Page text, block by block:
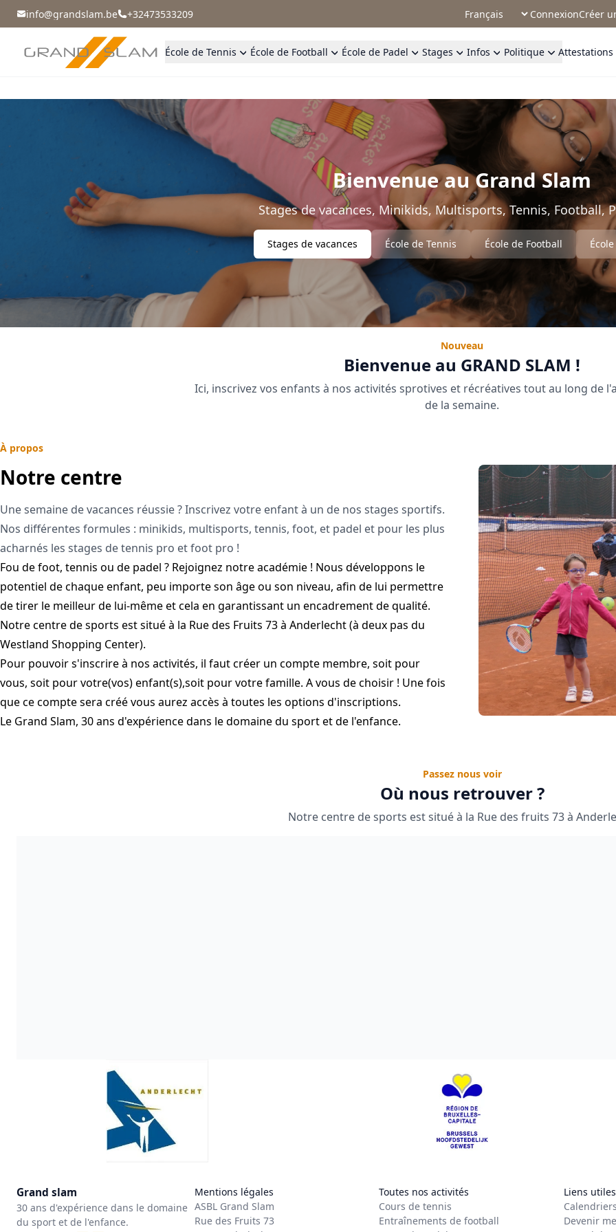
info@grandslam.be +32473533209 ConnexionCréer
École de Tennis École de Football École de Padel Stages Infos Politique Attestations
Bienvenue au Grand Slam
Stages de vacances, Minikids, Multisports, Tennis, Football,
Stages de vacances École de Tennis École de Football
Nouveau
Bienvenue au GRAND SLAM !
Ici, inscrivez vos enfants à nos activités sprotives et récréatives tout au long de
de la semaine.
À propos
Notre centre
Une semaine de vacances réussie ? Inscrivez votre enfant à un de nos stages sportifs.
Nos différentes formules : minikids, multisports, tennis, foot, et padel et pour les plus
acharnés les stages de tennis pro et foot pro !
Fou de foot, tennis ou de padel ? Rejoignez notre académie ! Nous développons le
potentiel de chaque enfant, peu importe son âge ou son niveau, afin de lui permettre
de tirer le meilleur de lui-même et cela en garantissant un encadrement de qualité.
Notre centre de sports est situé à la Rue des Fruits 73 à Anderlecht (à deux pas du
Westland Shopping Center).
Pour pouvoir s'inscrire à nos activités, il faut créer un compte membre, soit pour
vous, soit pour votre(vos) enfant(s),soit pour votre famille. A vous de choisir ! Une fois
que ce compte sera créé vous aurez accès à toutes les options d'inscriptions.
Le Grand Slam, 30 ans d'expérience dans le domaine du sport et de l'enfance.
Passez nous voir
Où nous retrouver ?
Notre centre de sports est situé à la Rue des fruits 73 à
Grand slam
30 ans d'expérience dans le domaine
du sport et de l'enfance.
Mentions légales
ASBL Grand Slam
Rue des Fruits 73
Toutes nos activités
Cours de tennis
Entraînements de football
Liens utiles
Devenir